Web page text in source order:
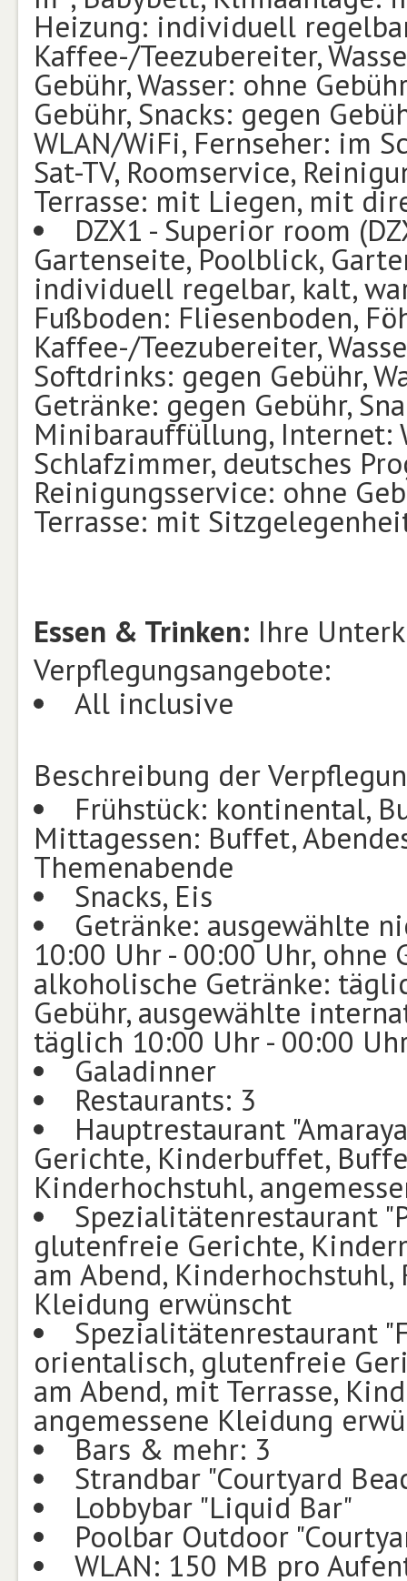
Heizung: individuell
Kaffee-/Teezubereiter,
Gebühr, Wasser: ohne
Gebühr, Snacks: gegen
WLAN/WiFi, Fernseher: im
Sat-TV, Roomservice,
Terrasse: mit Liegen, mit
DZX1 - Superior room
Gartenseite, Poolblick,
individuell regelbar, kalt,
Fußboden: Fliesenboden,
Kaffee-/Teezubereiter,
Softdrinks: gegen Gebühr,
Getränke: gegen Gebühr,
Minibarauffüllung, Internet:
Schlafzimmer, deutsches
Reinigungsservice: ohne
Terrasse: mit
Essen & Trinken: Ihre
Verpflegungsangebote:
All inclusive
Beschreibung der
Frühstück: kontinental,
Mittagessen: Buffet,
Themenabende
Snacks, Eis
Getränke: ausgewählte
10:00 Uhr - 00:00 Uhr, ohne
alkoholische Getränke:
Gebühr, ausgewählte
täglich 10:00 Uhr - 00:00
Galadinner
Restaurants: 3
Hauptrestaurant
Gerichte, Kinderbuffet,
Kinderhochstuhl,
Spezialitätenrestaurant
glutenfreie Gerichte,
am Abend, Kinderhochstuhl,
Kleidung erwünscht
Spezialitätenrestaurant
orientalisch, glutenfreie
am Abend, mit Terrasse,
angemessene Kleidung
Bars & mehr: 3
Strandbar "Courtyard
Lobbybar "Liquid Bar"
Poolbar Outdoor
WLAN: 150 MB pro